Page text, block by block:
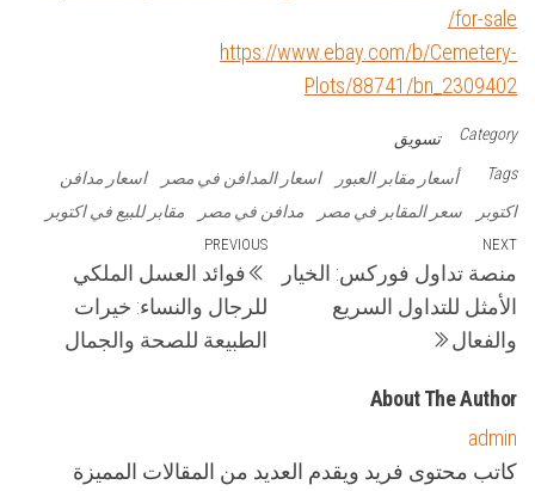
for-sale/
https://www.ebay.com/b/Cemetery-
Plots/88741/bn_2309402
Category
تسويق
Tags
أسعار مقابر العبور اسعار المدافن في مصر
اسعار مدافن
اكتوبر
سعر المقابر في مصر مدافن في مصر مقابر للبيع في اكتوبر
تصفّح
المقالات
Previous
Post
PREVIOUS
فوائد العسل الملكي
للرجال والنساء: خيرات
الطبيعة للصحة والجمال
Next
Post
NEXT
منصة تداول فوركس: الخيار
الأمثل للتداول السريع
والفعال
About The Author
admin
كاتب محتوى فريد ويقدم العديد من المقالات المميزة